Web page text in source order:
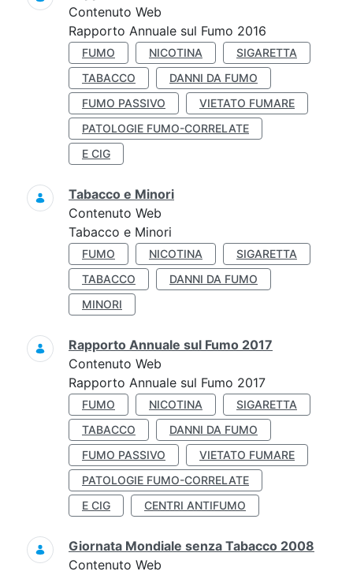
Contenuto Web
Rapporto Annuale sul Fumo 2016
FUMO NICOTINA
SIGARETTA
TABACCO
DANNI DA FUMO
FUMO PASSIVO
VIETATO FUMARE
PATOLOGIE FUMO-CORRELATE
E CIG
Tabacco e Minori
Contenuto Web
Tabacco e Minori
FUMO NICOTINA
SIGARETTA
TABACCO
DANNI DA FUMO
MINORI
Rapporto Annuale sul Fumo 2017
Contenuto Web
Rapporto Annuale sul Fumo 2017
FUMO NICOTINA
SIGARETTA
TABACCO
DANNI DA FUMO
FUMO PASSIVO
VIETATO FUMARE
PATOLOGIE FUMO-CORRELATE
E CIG
CENTRI ANTIFUMO
Giornata Mondiale senza Tabacco 2008
Contenuto Web